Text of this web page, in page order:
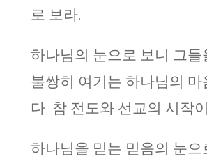
로 보라.
하나님의 눈으로 보니 그들
불쌍히 여기는 하나님의 마
다. 참 전도와 선교의 시작
하나님을 믿는 믿음의 눈으